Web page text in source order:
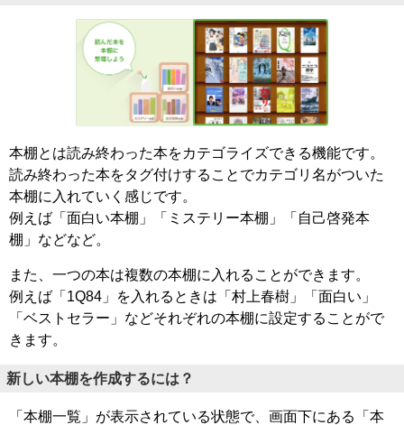
本棚とは読み終わった本をカテゴライズできる機能です。
読み終わった本をタグ付けすることでカテゴリ名がついた
本棚に入れていく感じです。
例えば「面白い本棚」「ミステリー本棚」「自己啓発本
棚」などなど。
また、一つの本は複数の本棚に入れることができます。
例えば「1Q84」を入れるときは「村上春樹」「面白い」
「ベストセラー」などそれぞれの本棚に設定することがで
きます。
新しい本棚を作成するには？
「本棚一覧」が表示されている状態で、画面下にある「本